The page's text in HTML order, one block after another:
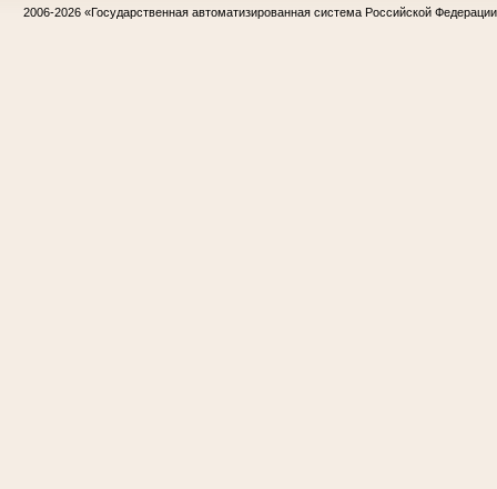
2006-2026 «Государственная автоматизированная система Российской